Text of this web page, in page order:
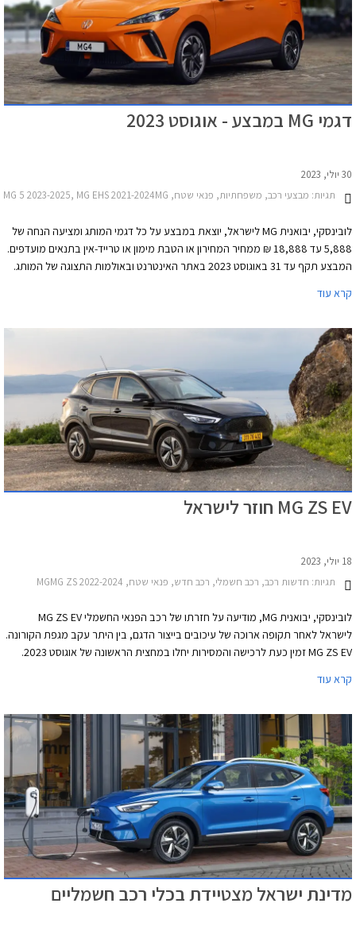
דגמי MG במבצע - אוגוסט 2023
30 יולי, 2023
תגיות: מבצעי רכב, משפחתיות, פנאי שטח, MG, MG ZS 2022-2024, MG 4 2023-2025, MG 5 2023-2025, MG EHS 2021-2024MG מארוול R 2023-2025
לובינסקי, יבואנית MG לישראל, יוצאת במבצע על כל דגמי המותג ומציעה הנחה של
5,888 עד 18,888 ₪ ממחיר המחירון או הטבת מימון או טרייד-אין בתנאים מועדפים.
המבצע תקף עד 31 באוגוסט 2023 באתר האינטרנט ובאולמות התצוגה של המותג.
קרא עוד
MG ZS EV חוזר לישראל
18 יולי, 2023
תגיות: חדשות רכב, רכב חשמלי, רכב חדש, פנאי שטח, MGMG ZS 2022-2024
לובינסקי, יבואנית MG, מודיעה על חזרתו של רכב הפנאי החשמלי MG ZS EV
לישראל לאחר תקופה ארוכה של עיכובים בייצור הדגם, בין היתר עקב מגפת הקורונה.
MG ZS EV זמין כעת לרכישה והמסירות יחלו במחצית הראשונה של אוגוסט 2023.
קרא עוד
מדינת ישראל מצטיידת בכלי רכב חשמליים